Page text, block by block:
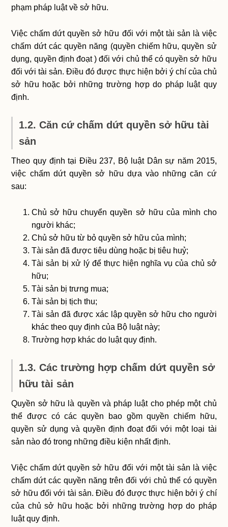
phạm pháp luật về sở hữu.
Việc chấm dứt quyền sở hữu đối với một tài sản là việc
chấm dứt các quyền năng (quyền chiếm hữu, quyền sử
dụng, quyền định đoạt ) đối với chủ thể có quyền sở hữu
đối với tài sản. Điều đó được thực hiện bởi ý chí của chủ
sở hữu hoặc bởi những trường hợp do pháp luật quy
định.
1.2. Căn cứ chấm dứt quyền sở hữu tài
sản
Theo quy định tại Điều 237, Bộ luật Dân sự năm 2015,
việc chấm dứt quyền sở hữu dựa vào những căn cứ
sau:
Chủ sở hữu chuyển quyền sở hữu của mình cho
người khác;
Chủ sở hữu từ bỏ quyền sở hữu của mình;
Tài sản đã được tiêu dùng hoặc bị tiêu huỷ;
Tài sản bị xử lý để thực hiện nghĩa vụ của chủ sở
hữu;
Tài sản bị trưng mua;
Tài sản bị tịch thu;
Tài sản đã được xác lập quyền sở hữu cho người
khác theo quy định của Bộ luật này;
Trường hợp khác do luật quy định.
1.3. Các trường hợp chấm dứt quyền sở
hữu tài sản
Quyền sở hữu là quyền và pháp luật cho phép một chủ
thể được có các quyền bao gồm quyền chiếm hữu,
quyền sử dụng và quyền định đoạt đối với một loại tài
sản nào đó trong những điều kiện nhất định.
Việc chấm dứt quyền sở hữu đối với một tài sản là việc
chấm dứt các quyền năng trên đối với chủ thể có quyền
sở hữu đối với tài sản. Điều đó được thực hiện bởi ý chí
của chủ sở hữu hoặc bởi những trường hợp do pháp
luật quy định.